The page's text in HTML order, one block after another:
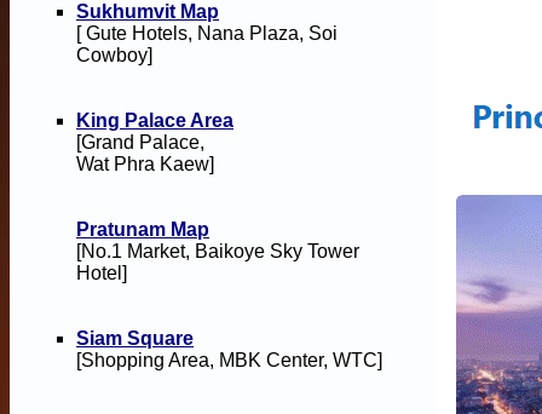
Sukhumvit Map
[ Gute Hotels, Nana Plaza, Soi
Cowboy]
King Palace Area
[Grand Palace,
Wat Phra Kaew]
Pratunam Map
[No.1 Market, Baikoye Sky Tower
Hotel]
Siam Square
[Shopping Area, MBK Center, WTC]